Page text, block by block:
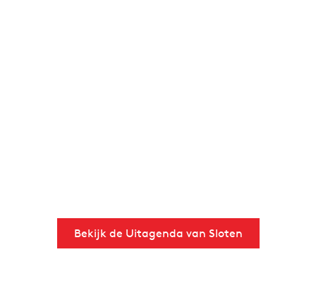
Bekijk de Uitagenda van Sloten